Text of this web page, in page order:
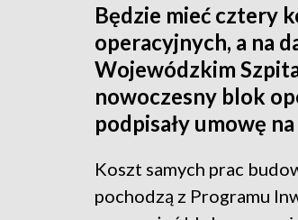
Będzie mieć cztery
operacyjnych, a na
Wojewódzkim
nowoczesny blok
podpisały umowę
Koszt samych prac
pochodzą z Programu